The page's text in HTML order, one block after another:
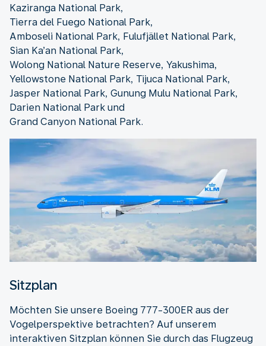
Kaziranga National Park,
Tierra del Fuego National Park,
Amboseli National Park, Fulufjället National Park,
Sian Ka’an National Park,
Wolong National Nature Reserve, Yakushima,
Yellowstone National Park, Tijuca National Park,
Jasper National Park, Gunung Mulu National Park,
Darien National Park und
Grand Canyon National Park.
Sitzplan
Möchten Sie unsere Boeing 777-300ER aus der
Vogelperspektive betrachten? Auf unserem
interaktiven Sitzplan können Sie durch das Flugzeug